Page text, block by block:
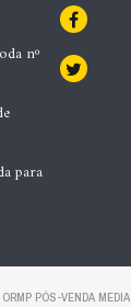
nº
para
PÓS-VENDA MEDIA